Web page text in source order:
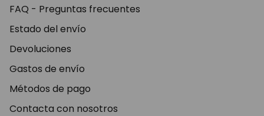
FAQ - Preguntas frecuentes
Estado del envío
Devoluciones
Gastos de envío
Métodos de pago
Contacta con nosotros